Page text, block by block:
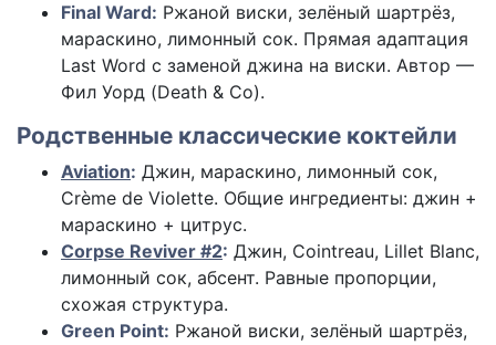
Final Ward: Ржаной виски, зелёный шартрёз,
мараскино, лимонный сок. Прямая адаптация
Last Word с заменой джина на виски. Автор —
Фил Уорд (Death & Co).
Родственные классические коктейли
Aviation: Джин, мараскино, лимонный сок,
Crème de Violette. Общие ингредиенты: джин +
мараскино + цитрус.
Corpse Reviver #2: Джин, Cointreau, Lillet Blanc,
лимонный сок, абсент. Равные пропорции,
схожая структура.
Green Point: Ржаной виски, зелёный шартрёз,